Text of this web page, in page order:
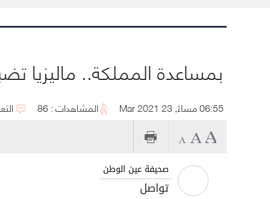
06:55 مساءً, 23 Mar 2021 المشاهدات : 86
صحيفة عين الوطن
تواصل